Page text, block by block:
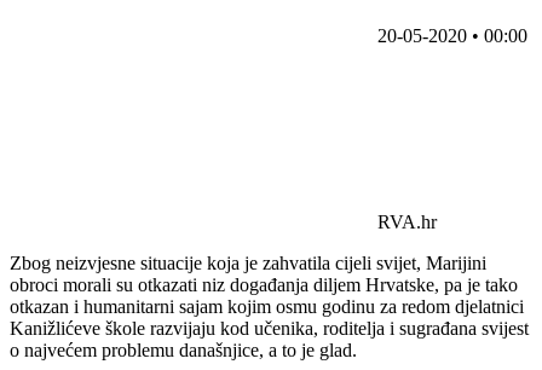
20-05-2020 • 00:00
RVA.hr
Zbog neizvjesne situacije koja je zahvatila cijeli svijet, Marijini
obroci morali su otkazati niz događanja diljem Hrvatske, pa je tako
otkazan i humanitarni sajam kojim osmu godinu za redom djelatnici
Kanižlićeve škole razvijaju kod učenika, roditelja i sugrađana svijest
o najvećem problemu današnjice, a to je glad.